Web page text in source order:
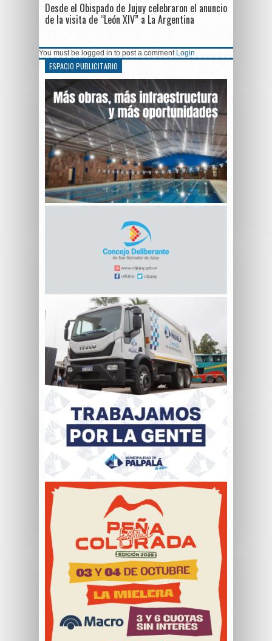
Desde el Obispado de Jujuy celebraron el anuncio
de la visita de “León XIV” a La Argentina
You must be logged in to post a comment Login
ESPACIO PUBLICITARIO